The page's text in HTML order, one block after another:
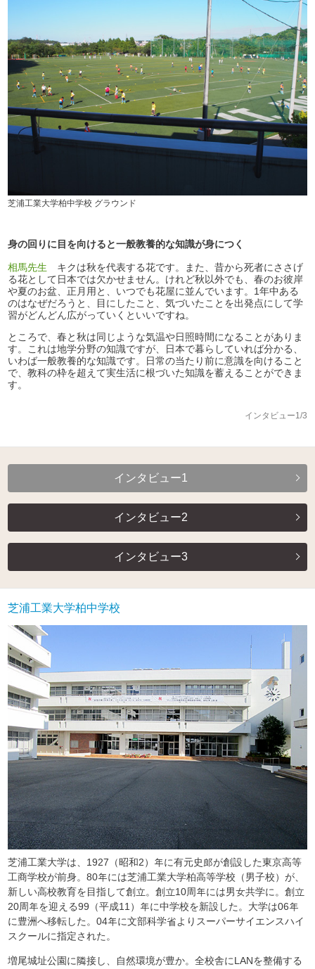
芝浦工業大学柏中学校 グラウンド
身の回りに目を向けると一般教養的な知識が身につく
相馬先生 キクは秋を代表する花です。また、昔から死者にささげ
る花として日本では欠かせません。けれど秋以外でも、春のお彼岸
や夏のお盆、正月用と、いつでも花屋に並んでいます。1年中ある
のはなぜだろうと、目にしたこと、気づいたことを出発点にして学
習がどんどん広がっていくといいですね。
ところで、春と秋は同じような気温や日照時間になることがありま
す。これは地学分野の知識ですが、日本で暮らしていれば分かる、
いわば一般教養的な知識です。日常の当たり前に意識を向けること
で、教科の枠を超えて実生活に根づいた知識を蓄えることができま
す。
インタビュー1/3
インタビュー1
インタビュー2
インタビュー3
芝浦工業大学柏中学校
芝浦工業大学は、1927（昭和2）年に有元史郎が創設した東京高等
工商学校が前身。80年には芝浦工業大学柏高等学校（男子校）が、
新しい高校教育を目指して創立。創立10周年には男女共学に。創立
20周年を迎える99（平成11）年に中学校を新設した。大学は06年
に豊洲へ移転した。04年に文部科学省よりスーパーサイエンスハイ
スクールに指定された。
増尾城址公園に隣接し、自然環境が豊か。全校舎にLANを整備する